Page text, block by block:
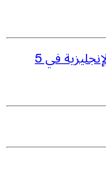
كيفية كتابة البريد الإلكتروني الإحترافى المثالي بالإنجليزية في 5